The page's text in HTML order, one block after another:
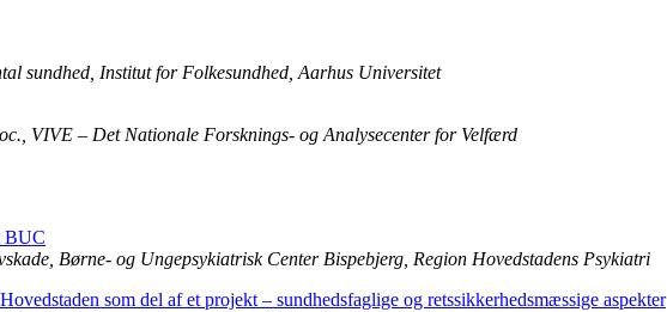
sundhed, Institut for Folkesundhed, Aarhus Universitet
VIVE – Det Nationale Forsknings- og Analysecenter for Velfærd
BUC
Børne- og Ungepsykiatrisk Center Bispebjerg, Region Hovedstadens Psykiatri
som del af et projekt – sundhedsfaglige og retssikkerhedsmæssige aspekter